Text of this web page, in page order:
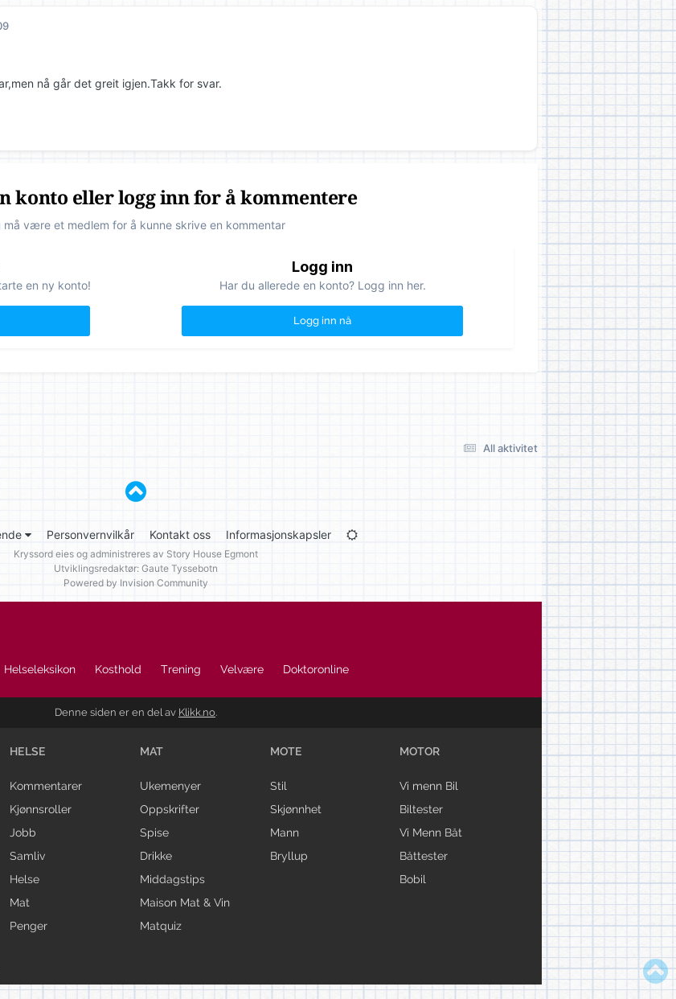
nå går det greit igjen.Takk for svar.
konto eller logg inn for å kommentere
må være et medlem for å kunne skrive en kommentar
en ny konto!
Logg inn
Har du allerede en konto? Logg inn her.
Logg inn nå
All aktivitet
Personvernvilkår Kontakt oss Informasjonskapsler
Kryssord eies og administreres av Story House Egmont
Utviklingsredaktør: Gaute Tyssebotn
Powered by Invision Community
Helseleksikon Kosthold Trening Velvære Doktoronline
Denne siden er en del av Klikk.no.
HELSE
Kommentarer
Kjønnsroller
Jobb
Samliv
Helse
Mat
Penger
MAT
Ukemenyer
Oppskrifter
Spise
Drikke
Middagstips
Maison Mat & Vin
Matquiz
MOTE
Stil
Skjønnhet
Mann
Bryllup
MOTOR
Vi menn Bil
Biltester
Vi Menn Båt
Båttester
Bobil